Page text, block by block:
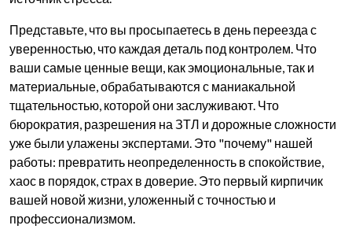
Представьте, что вы просыпаетесь в день переезда с
уверенностью, что каждая деталь под контролем. Что
ваши самые ценные вещи, как эмоциональные, так и
материальные, обрабатываются с маниакальной
тщательностью, которой они заслуживают. Что
бюрократия, разрешения на ЗТЛ и дорожные сложности
уже были улажены экспертами. Это "почему" нашей
работы: превратить неопределенность в спокойствие,
хаос в порядок, страх в доверие. Это первый кирпичик
вашей новой жизни, уложенный с точностью и
профессионализмом.